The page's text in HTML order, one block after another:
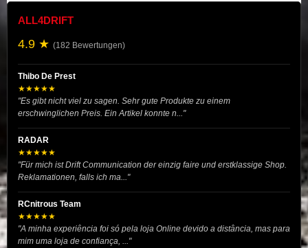
ALL4DRIFT
4.9 ★ (182 Bewertungen)
Thibo De Prest
★★★★★
"Es gibt nicht viel zu sagen. Sehr gute Produkte zu einem
erschwinglichen Preis. Ein Artikel konnte n..."
RADAR
★★★★★
"Für mich ist Drift Communication der einzig faire und erstklassige Shop.
Reklamationen, falls ich ma..."
RCnitrous Team
★★★★★
"A minha experiência foi só pela loja Online devido a distância, mas para
mim uma loja de confiança, ..."